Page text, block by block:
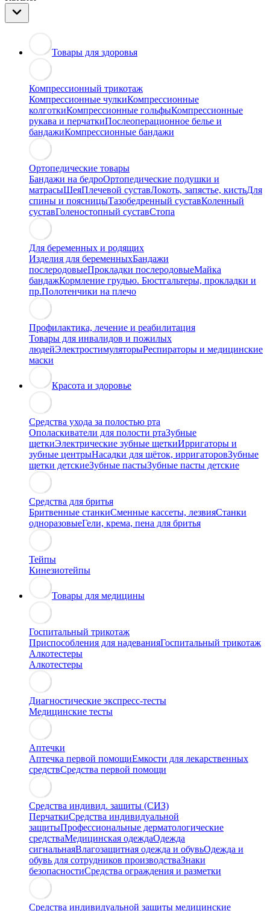
Товары для здоровья
Компрессионный трикотаж
Компрессионные чулкиКомпрессионные
колготкиКомпрессионные гольфыКомпрессионные
рукава и перчаткиПослеоперационное белье и
бандажиКомпрессионные бандажи
Ортопедические товары
Бандажи на бедроОртопедические подушки и
матрасыШеяПлечевой суставЛокоть, запястье, кистьДля
спины и поясницыТазобедренный суставКоленный
суставГоленостопный суставСтопа
Для беременных и родящих
Изделия для беременныхБандажи
послеродовыеПрокладки послеродовыеМайка
бандажКормление грудью. Бюстгальтеры, прокладки и
пр.Полотенчики на плечо
Профилактика, лечение и реабилитация
Товары для инвалидов и пожилых
людейЭлектростимуляторыРеспираторы и медицинские
маски
Красота и здоровье
Средства ухода за полостью рта
Ополаскиватели для полости ртаЗубные
щеткиЭлектрические зубные щеткиИрригаторы и
зубные центрыНасадки для щёток, ирригаторовЗубные
щетки детскиеЗубные пастыЗубные пасты детские
Средства для бритья
Бритвенные станкиСменные кассеты, лезвияСтанки
одноразовыеГели, крема, пена для бритья
Тейпы
Кинезиотейпы
Товары для медицины
Госпитальный трикотаж
Приспособления для надеванияГоспитальный трикотаж
Алкотестеры
Алкотестеры
Диагностические экспресс-тесты
Медицинские тесты
Аптечки
Аптечка первой помощиЕмкости для лекарственных
средствСредства первой помощи
Средства индивид. защиты (СИЗ)
ПерчаткиСредства индивидуальной
защитыПрофессиональные дерматологические
средстваМедицинская одеждаОдежда
сигнальнаяВлагозащитная одежда и обувьОдежда и
обувь для сотрудников производстваЗнаки
безопасностиСредства ограждения и разметки
Средства индивидуальной защиты медицинские